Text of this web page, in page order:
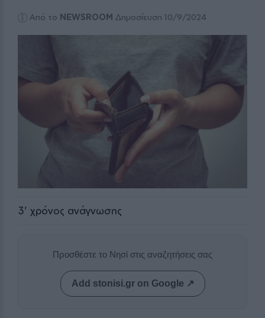
Από το NEWSROOM Δημοσίευση 10/9/2024
3' χρόνος ανάγνωσης
Προσθέστε το Νησί στις αναζητήσεις σας
Add stonisi.gr on Google ↗